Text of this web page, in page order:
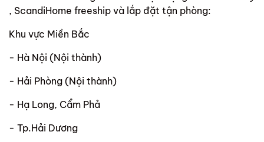
, ScandiHome freeship và lắp đặt tận phòng:
Khu vực Miền Bắc
- Hà Nội (Nội thành)
- Hải Phòng (Nội thành)
- Hạ Long, Cẩm Phả
- Tp.Hải Dương